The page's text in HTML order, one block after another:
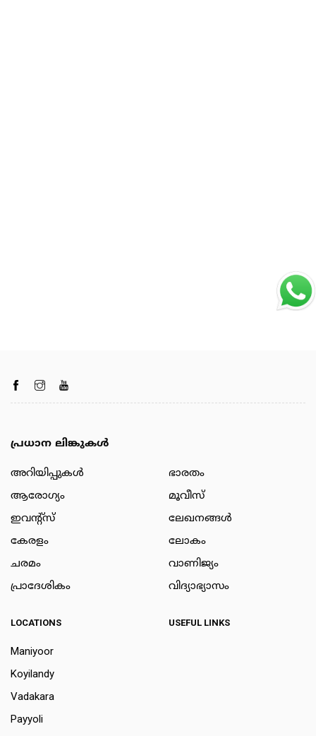
പ്രധാന ലിങ്കുകൾ
അറിയിപ്പുകള്‍
ആരോഗ്യം
ഇവന്റ്സ്
കേരളം
ചരമം
പ്രാദേശികം
ഭാരതം
മൂവീസ്
ലേഖനങ്ങള്‍
ലോകം
വാണിജ്യം
വിദ്യാഭ്യാസം
LOCATIONS
Maniyoor
Koyilandy
Vadakara
Payyoli
USEFUL LINKS